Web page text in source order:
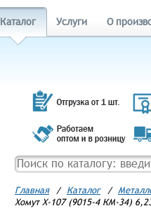
Каталог Услуги О
Главная / Каталог /
Хомут Х-107 (9015-4 КМ-34)